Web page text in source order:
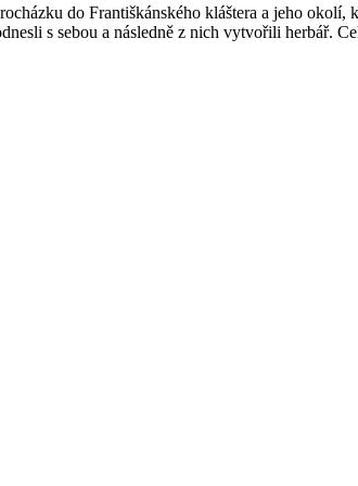
do Františkánského kláštera a jeho
s sebou a následně z nich vytvořili herbář.